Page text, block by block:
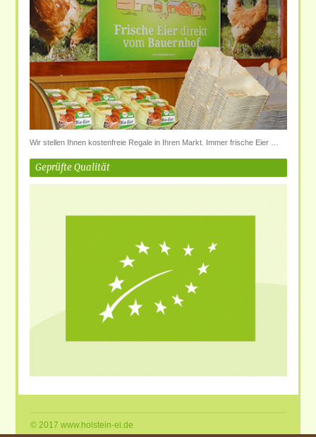
Wir stellen Ihnen kostenfreie Regale in Ihren Markt. Immer frische Eier …
Geprüfte Qualität
© 2017 www.holstein-ei.de